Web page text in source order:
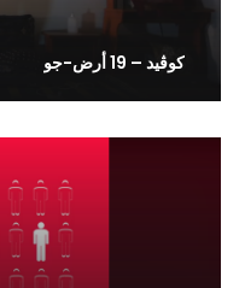
كوڤيد – 19 أرض-جو